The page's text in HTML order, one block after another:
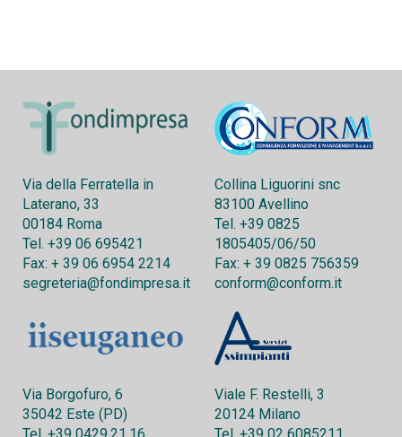
Via della Ferratella in
Laterano, 33
00184 Roma
Tel. +39 06 695421
Fax: + 39 06 6954 2214
segreteria@fondimpresa.it
Collina Liguorini snc
83100 Avellino
Tel. +39 0825
1805405/06/50
Fax: + 39 0825 756359
conform@conform.it
Via Borgofuro, 6
35042 Este (PD)
Viale F. Restelli, 3
20124 Milano